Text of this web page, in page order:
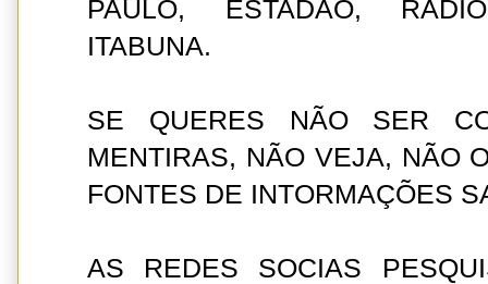
PAULO, ESTADÃO,
ITABUNA.
SE QUERES NÃO SER
MENTIRAS, NÃO VEJA, NÃO
FONTES DE INTORMAÇÕES
AS REDES SOCIAS